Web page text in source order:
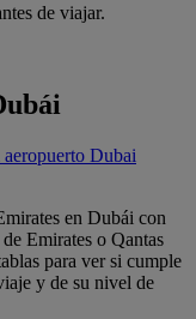
de viajar.
Dubai
en Dubái con
Emirates o Qantas
para ver si cumple
y de su nivel de